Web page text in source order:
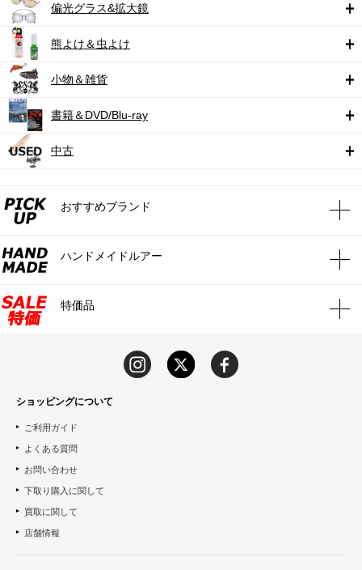
偏光グラス&拡大鏡
熊よけ＆虫よけ
小物＆雑貨
書籍＆DVD/Blu-ray
中古
おすすめブランド
ハンドメイドルアー
特価品
ショッピングについて
ご利用ガイド
よくある質問
お問い合わせ
下取り購入に関して
買取に関して
店舗情報